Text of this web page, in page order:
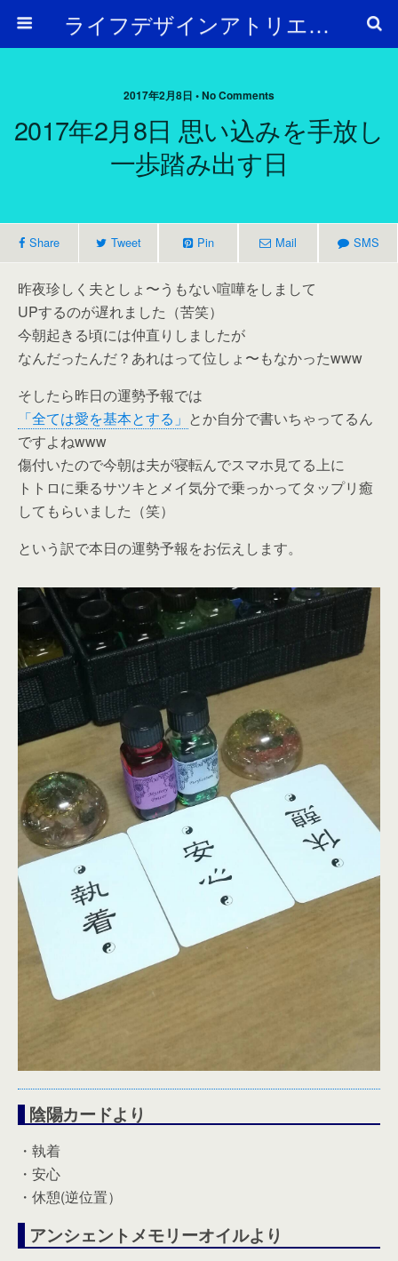
ライフデザインアトリエ Arc en Ciel
2017年2月8日 • No Comments
2017年2月8日 思い込みを手放し
一歩踏み出す日
Share Tweet Pin Mail SMS
昨夜珍しく夫としょ〜うもない喧嘩をしまして
UPするのが遅れました（苦笑）
今朝起きる頃には仲直りしましたが
なんだったんだ？あれはって位しょ〜もなかったwww
そしたら昨日の運勢予報では
「全ては愛を基本とする」 とか自分で書いちゃってるん
ですよねwww
傷付いたので今朝は夫が寝転んでスマホ見てる上に
トトロに乗るサツキとメイ気分で乗っかってタップリ癒
してもらいました（笑）
という訳で本日の運勢予報をお伝えします。
陰陽カードより
・執着
・安心
・休憩(逆位置）
アンシェントメモリーオイルより